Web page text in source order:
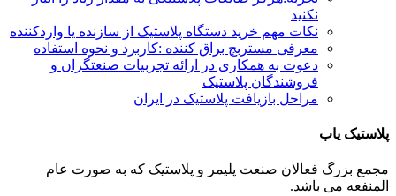
نکنید
نکات مهم خرید دستگاه پلاستیک از سازنده یا واردکننده
معرفی مستربچ براق کننده :کاربرد و نحوه استفاده
دعوت به همکاری در ارائه تجربیات صنعتگران و
فروشندگان پلاستیک
مراحل بازیافت پلاستیک در ایران
پلاستیک یاب
مجمع بزرگ فعالان صنعت پلیمر و پلاستیک که به صورت عام
المنفعه می باشد.